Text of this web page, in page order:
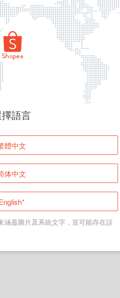
無法顯示
登入
回首頁
語言
體中文
体中文
涵蓋圖片及系統文字，並可能存在誤